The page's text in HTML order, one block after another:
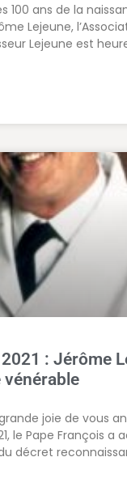
100 ans de la
Lejeune,
Lejeune est
: Jérôme
vénérable
joie de vous
le Pape François a
décret